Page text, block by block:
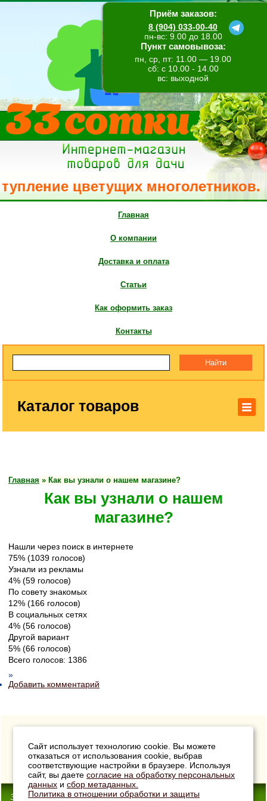
Приём заказов:
8 (904) 033-00-40
пн-вс: 9.00 до 18.00
Пункт самовывоза:
пн, ср, пт: 11.00 — 19.00
сб: с 10.00 - 14.00
вс: выходной
цветущих многолетников.
Главная
О компании
Доставка и оплата
Статьи
Как оформить заказ
Контакты
Каталог товаров
Главная » Как вы узнали о нашем магазине?
Как вы узнали о нашем
магазине?
Нашли через поиск в интернете
75% (1039 голосов)
Узнали из рекламы
4% (59 голосов)
По совету знакомых
12% (166 голосов)
В социальных сетях
4% (56 голосов)
Другой вариант
5% (66 голосов)
Всего голосов: 1386
»
Добавить комментарий
33Сотки- Интернет-магазин
Сайт использует технологию cookie. Вы можете
отказаться от использования cookie, выбрав
соответствующие настройки в браузере. Используя
сайт, вы даетесогласие на обработку персональных
данных исбор метаданных.
Политика в отношении обработки и защиты